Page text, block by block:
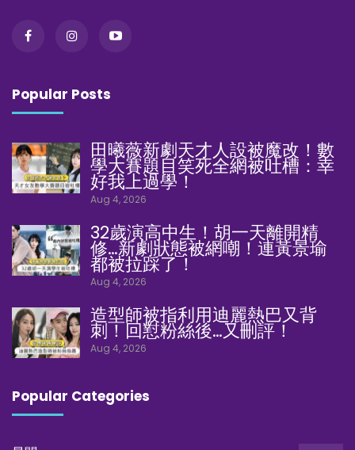
Popular Posts
田曦薇新劇天才人設被魔改！數
學大賽題目笑死全網被吐槽：幸
好我上過學！
Aug 4, 2026
32歲演高中生！胡一天離開精
修…新劇狀態被網嘲！連黃景瑜
都被拉踩了！
Aug 4, 2026
造型師被指利用迪麗熱巴又背
刺！回懟粉絲後…又刪評！
Aug 4, 2026
Popular Categories